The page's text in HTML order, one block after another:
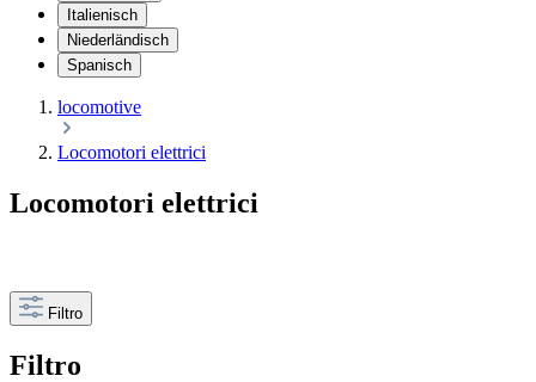
Italienisch
Niederländisch
Spanisch
locomotive
Locomotori elettrici
Locomotori elettrici
Filtro
Filtro